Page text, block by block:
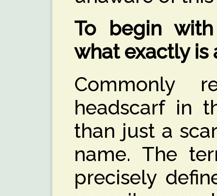
To begin
what exactly is
Commonly
headscarf in
than just a
name. The
precisely